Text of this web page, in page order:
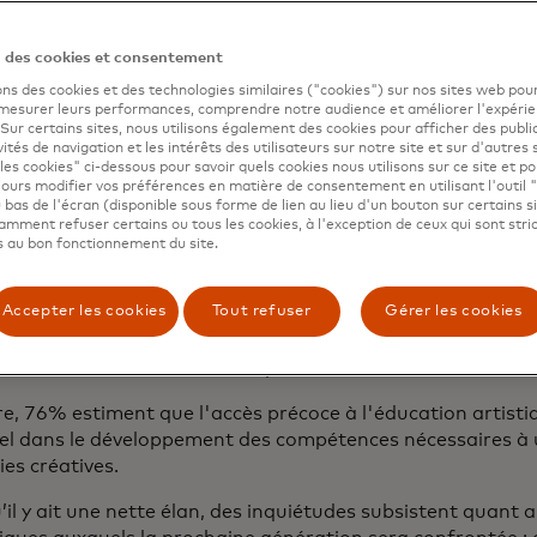
sera essentielle pour créer un avenir plus
la prochaine génération va changer le récit
pensent que la prochaine génération de
la façon dont les histoires sont racontées, en
(35 %), à des histoires plus diversifiées représentant
différentes (34 %), à mettre davantage l’accent sur la
par le biais de la narration (25 %) et à mettre
76% estiment que l'accès précoce à l'éducation
dans le développement des compétences nécessaires à
créatives.
y ait une nette élan, des inquiétudes subsistent quant
cookies et consentement
des cookies et des technologies similaires ("cookies") sur nos sites web
leurs performances, comprendre notre audience et améliorer
certains sites, nous utilisons également des cookies pour afficher des
de navigation et les intérêts des utilisateurs sur notre site et sur d'autres
cookies" ci-dessous pour savoir quels cookies nous utilisons sur ce site et
modifier vos préférences en matière de consentement en utilisant l'outil
bas de l'écran (disponible sous forme de lien au lieu d'un bouton sur certains
refuser certains ou tous les cookies, à l'exception de ceux qui sont
au bon fonctionnement du site.
Accepter les cookies Tout refuser Gérer les cookies